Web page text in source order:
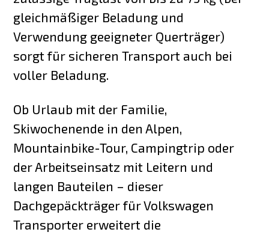
gleichmäßiger Beladung und
Verwendung geeigneter Querträger)
sorgt für sicheren Transport auch bei
voller Beladung.
Ob Urlaub mit der Familie,
Skiwochenende in den Alpen,
Mountainbike-Tour, Campingtrip oder
der Arbeitseinsatz mit Leitern und
langen Bauteilen – dieser
Dachgepäckträger für Volkswagen
Transporter erweitert die